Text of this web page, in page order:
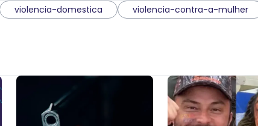
violencia-domestica
violencia-contra-a-mulher